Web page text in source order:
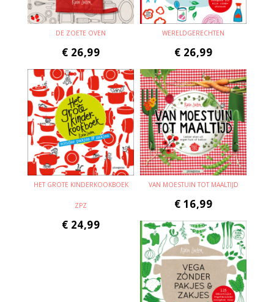
DE ZOETE OVEN
€ 26,99
WERELDGERECHTEN
€ 26,99
HET GROTE KINDERKOOKBOEK
ZPZ
€ 24,99
VAN MOESTUIN TOT MAALTIJD
€ 16,99